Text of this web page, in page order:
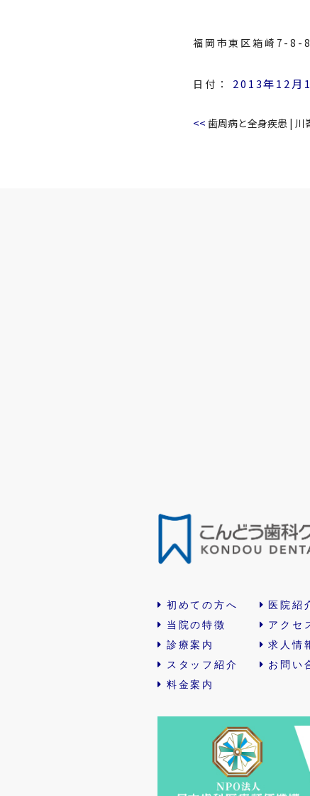
福岡市東区箱崎7-8-
日付： 2013年12月
<< 歯周病と全身疾患 | 川
初めての方へ
当院の特徴
診療案内
スタッフ紹介
料金案内
医院紹
アクセ
求人情
お問い